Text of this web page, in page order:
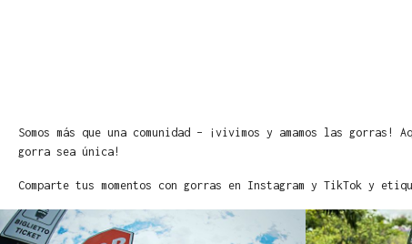
Somos más que una comunidad – ¡vivimos y amamos las
gorra sea única!
Comparte tus momentos con gorras en Instagram y TikTok y